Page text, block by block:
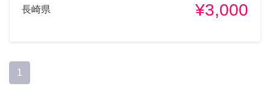
長崎県 ¥3,000
1